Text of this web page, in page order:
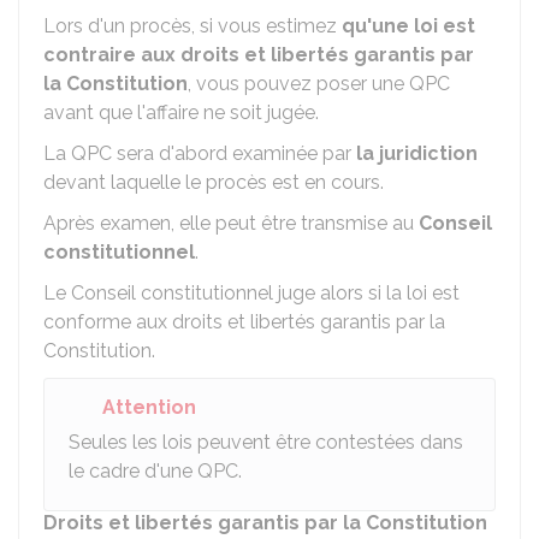
Lors d'un procès, si vous estimez qu'une loi est
contraire aux droits et libertés garantis par
la Constitution, vous pouvez poser une QPC
avant que l'affaire ne soit jugée.
La QPC sera d'abord examinée par la juridiction
devant laquelle le procès est en cours.
Après examen, elle peut être transmise au Conseil
constitutionnel.
Le Conseil constitutionnel juge alors si la loi est
conforme aux droits et libertés garantis par la
Constitution.
Attention
Seules les lois peuvent être contestées dans
le cadre d'une QPC.
Droits et libertés garantis par la Constitution